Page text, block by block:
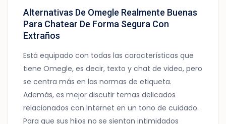
Alternativas De Omegle Realmente Buenas
Para Chatear De Forma Segura Con
Extraños
Está equipado con todas las características que
tiene Omegle, es decir, texto y chat de video, pero
se centra más en las normas de etiqueta.
Además, es mejor discutir temas delicados
relacionados con Internet en un tono de cuidado.
Para que sus hijos no se sientan intimidados